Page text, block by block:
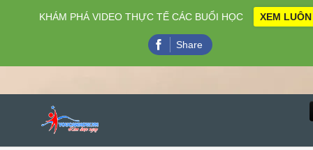
KHÁM PHÁ VIDEO THỰC TẾ CÁC BUỔI HỌC XEM LUÔN
Share